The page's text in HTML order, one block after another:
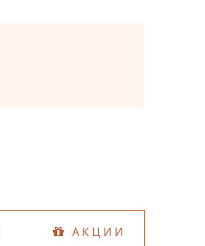
АКЦИИ